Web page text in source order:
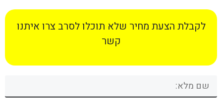
לקבלת הצעת מחיר שלא תוכלו לסרב צרו איתנו
קשר